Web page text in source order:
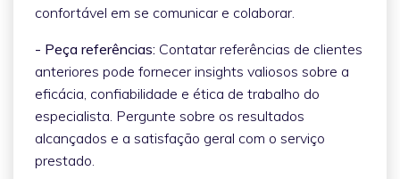
confortável em se comunicar e colaborar.
- Peça referências: Contatar referências de clientes
anteriores pode fornecer insights valiosos sobre a
eficácia, confiabilidade e ética de trabalho do
especialista. Pergunte sobre os resultados
alcançados e a satisfação geral com o serviço
prestado.